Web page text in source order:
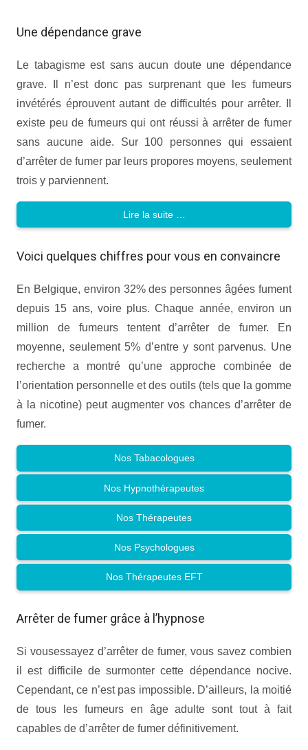
Une dépendance grave
Le tabagisme est sans aucun doute une dépendance
grave. Il n’est donc pas surprenant que les fumeurs
invétérés éprouvent autant de difficultés pour arrêter. Il
existe peu de fumeurs qui ont réussi à arrêter de fumer
sans aucune aide. Sur 100 personnes qui essaient
d’arrêter de fumer par leurs propores moyens, seulement
trois y parviennent.
Lire la suite …
Voici quelques chiffres pour vous en convaincre
En Belgique, environ 32% des personnes âgées fument
depuis 15 ans, voire plus. Chaque année, environ un
million de fumeurs tentent d’arrêter de fumer. En
moyenne, seulement 5% d’entre y sont parvenus. Une
recherche a montré qu’une approche combinée de
l’orientation personnelle et des outils (tels que la gomme
à la nicotine) peut augmenter vos chances d’arrêter de
fumer.
Nos Tabacologues
Nos Hypnothérapeutes
Nos Thérapeutes
Nos Psychologues
Nos Thérapeutes EFT
Arrêter de fumer grâce à l’hypnose
Si vousessayez d’arrêter de fumer, vous savez combien
il est difficile de surmonter cette dépendance nocive.
Cependant, ce n’est pas impossible. D’ailleurs, la moitié
de tous les fumeurs en âge adulte sont tout à fait
capables de d’arrêter de fumer définitivement.